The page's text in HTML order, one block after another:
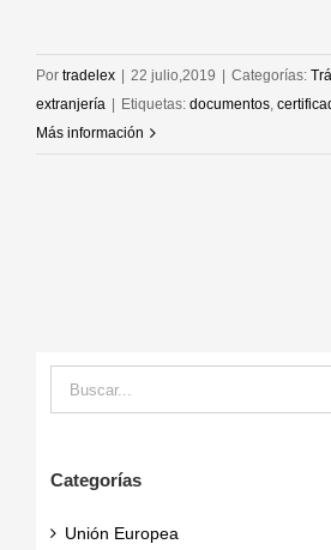
Por tradelex | 22 julio,2019 | Categorías:
extranjería | Etiquetas: documentos
Más información
Buscar:
Categorías
Unión Europea